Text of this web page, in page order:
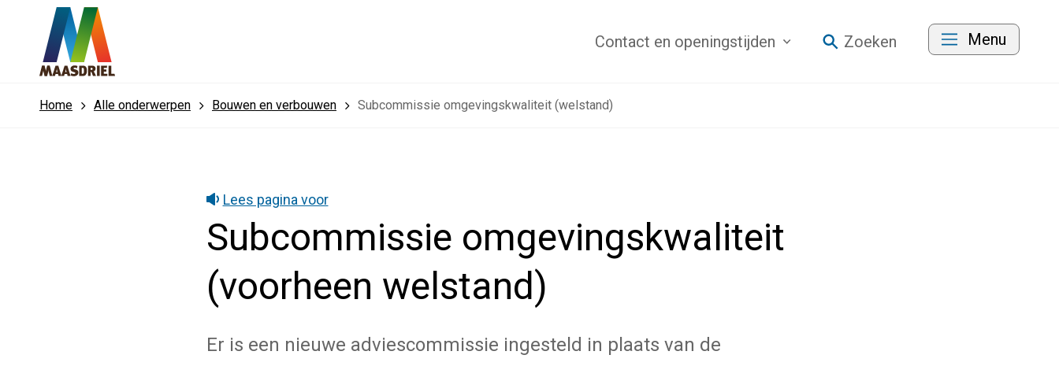
Contact en openingstijden Zoeken Menu
Home Alle onderwerpen Bouwen en verbouwen Subcommissie omgevingskwaliteit (welstand)
Lees pagina voor
Subcommissie omgevingskwaliteit
(voorheen welstand)
Er is een nieuwe adviescommissie ingesteld in plaats van de